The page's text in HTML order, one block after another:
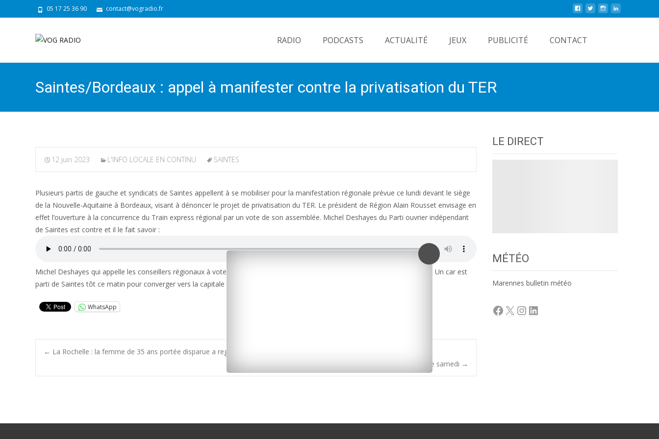
05 17 25 36 90 contact@vogradio.fr
RADIO PODCASTS ACTUALITÉ JEUX PUBLICITÉ CONTACT
Saintes/Bordeaux : appel à manifester contre la privatisation du TER
12 juin 2023 L'INFO LOCALE EN CONTINU SAINTES
Plusieurs partis de gauche et syndicats de Saintes appellent à se mobiliser pour la manifestation régionale prévue ce lundi devant le siège
de la Nouvelle-Aquitaine à Bordeaux, visant à dénoncer le projet de privatisation du TER. Le président de Région Alain Rousset envisage en
effet l’ouverture à la concurrence du Train express régional par un vote de son assemblée. Michel Deshayes du Parti ouvrier indépendant
de Saintes est contre et il le fait savoir :
Michel Deshayes qui appelle les conseillers régionaux à voter contre. La manifestation est prévue aujourd’hui entre 9h et 16h. Un car est
parti de Saintes tôt ce matin pour converger vers la capitale régionale.
WhatsApp
Post
← La Rochelle : la femme de 35 ans portée disparue a regagné son domicile
Rugby / Top 14 : La Rochelle en finale face à Toulouse ce samedi →
LE DIRECT
MÉTÉO
Marennes bulletin météo
Facebook
X Instagram
LinkedIn